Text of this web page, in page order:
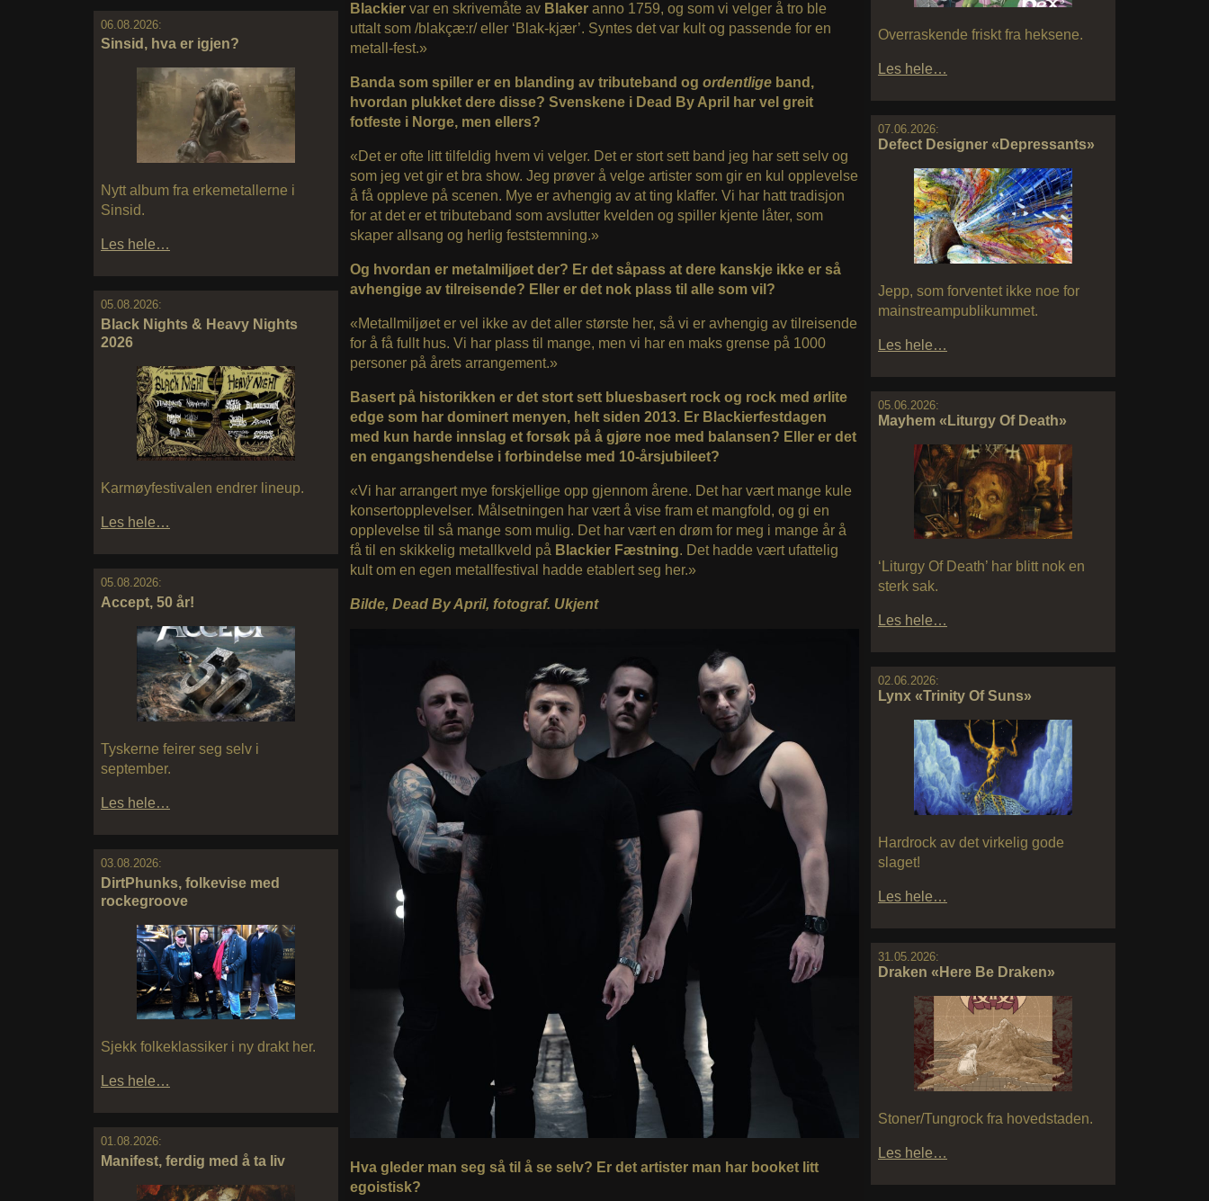
06.08.2026:
Sinsid, hva er igjen?
Nytt album fra erkemetallerne i
Sinsid.
Les hele…
05.08.2026:
Black Nights & Heavy Nights
2026
Karmøyfestivalen endrer lineup.
Les hele…
05.08.2026:
Accept, 50 år!
Tyskerne feirer seg selv i
september.
Les hele…
03.08.2026:
DirtPhunks, folkevise med
rockegroove
Sjekk folkeklassiker i ny drakt her.
Les hele…
01.08.2026:
Manifest, ferdig med å ta liv
Overraskende friskt fra heksene.
Les hele…
07.06.2026:
Defect Designer «Depressants»
Jepp, som forventet ikke noe for
mainstreampublikummet.
Les hele…
05.06.2026:
Mayhem «Liturgy Of Death»
‘Liturgy Of Death’ har blitt nok en
sterk sak.
Les hele…
02.06.2026:
Lynx «Trinity Of Suns»
Hardrock av det virkelig gode
slaget!
Les hele…
31.05.2026:
Draken «Here Be Draken»
Stoner/Tungrock fra hovedstaden.
Les hele…
Blackier var en skrivemåte av Blaker anno 1759, og som vi velger å tro ble
uttalt som /blakçæ:r/ eller ‘Blak-kjær’. Syntes det var kult og passende for en
metall-fest.»
Banda som spiller er en blanding av tributeband og ordentlige band,
hvordan plukket dere disse? Svenskene i Dead By April har vel greit
fotfeste i Norge, men ellers?
«Det er ofte litt tilfeldig hvem vi velger. Det er stort sett band jeg har sett selv og
som jeg vet gir et bra show. Jeg prøver å velge artister som gir en kul opplevelse
å få oppleve på scenen. Mye er avhengig av at ting klaffer. Vi har hatt tradisjon
for at det er et tributeband som avslutter kvelden og spiller kjente låter, som
skaper allsang og herlig feststemning.»
Og hvordan er metalmiljøet der? Er det såpass at dere kanskje ikke er så
avhengige av tilreisende? Eller er det nok plass til alle som vil?
«Metallmiljøet er vel ikke av det aller største her, så vi er avhengig av tilreisende
for å få fullt hus. Vi har plass til mange, men vi har en maks grense på 1000
personer på årets arrangement.»
Basert på historikken er det stort sett bluesbasert rock og rock med ørlite
edge som har dominert menyen, helt siden 2013. Er Blackierfestdagen
med kun harde innslag et forsøk på å gjøre noe med balansen? Eller er det
en engangshendelse i forbindelse med 10-årsjubileet?
«Vi har arrangert mye forskjellige opp gjennom årene. Det har vært mange kule
konsertopplevelser. Målsetningen har vært å vise fram et mangfold, og gi en
opplevelse til så mange som mulig. Det har vært en drøm for meg i mange år å
få til en skikkelig metallkveld på Blackier Fæstning. Det hadde vært ufattelig
kult om en egen metallfestival hadde etablert seg her.»
Bilde, Dead By April, fotograf. Ukjent
Hva gleder man seg så til å se selv? Er det artister man har booket litt
egoistisk?